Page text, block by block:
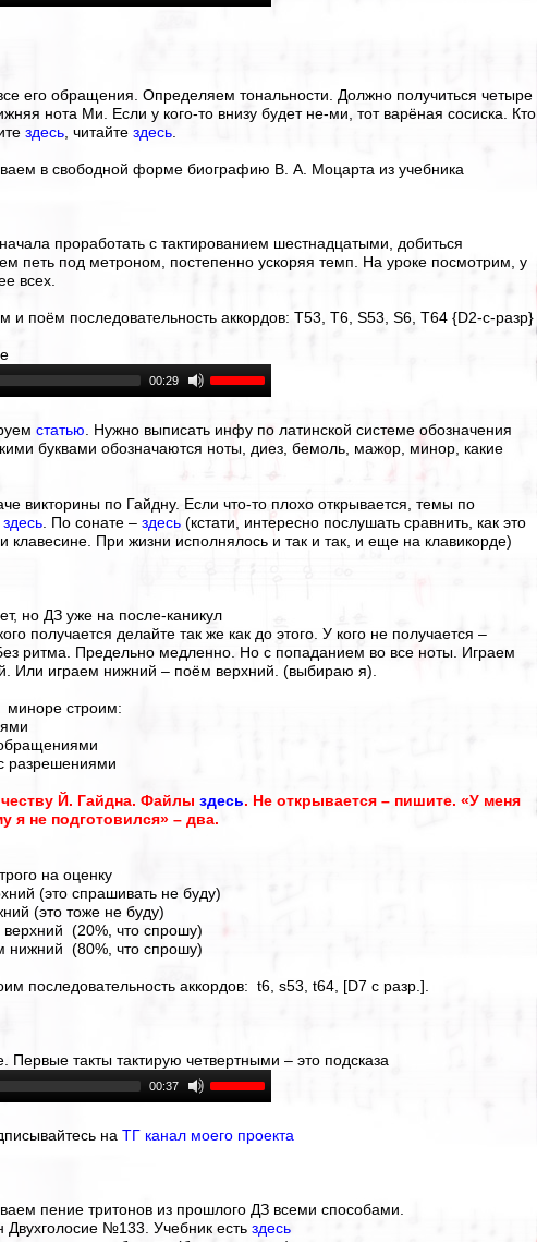
его обращения. Определяем тональности. Должно получиться четыре
нота Ми. Если у кого-то внизу будет не-ми, тот варёная сосиска. Кто
здесь , читайте здесь
в свободной форме биографию В. А. Моцарта из учебника
проработать с тактированием шестнадцатыми, добиться
петь под метроном, постепенно ускоряя темп. На уроке посмотрим, у
всех.
и поём последовательность аккордов: T53, T6, S53, S6, T64 {D2-c-разр}
00:29
статью . Нужно выписать инфу по латинской системе обозначения
буквами обозначаются ноты, диез, бемоль, мажор, минор, какие
викторины по Гайдну. Если что-то плохо открывается, темы по
здесь . По сонате – здесь (кстати, интересно послушать сравнить, как это
клавесине. При жизни исполнялось и так и так, и еще на клавикорде)
но ДЗ уже на после-каникул
получается делайте так же как до этого. У кого не получается –
ритма. Предельно медленно. Но с попаданием во все ноты. Играем
Или играем нижний – поём верхний. (выбираю я).
строим:
разрешениями
Й. Гайдна. Файлы здесь. Не открывается – пишите. «У меня
я не подготовился» – два.
на оценку
(это спрашивать не буду)
(это тоже не буду)
(20%, что спрошу)
нижний (80%, что спрошу)
последовательность аккордов: t6, s53, t64, [D7 с разр.].
Первые такты тактирую четвертными – это подсказа
00:37
на ТГ канал моего проекта
пение тритонов из прошлого ДЗ всеми способами.
№133. Учебник есть здесь